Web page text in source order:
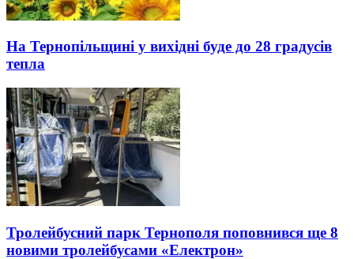
На Тернопільщині у вихідні буде до 28 градусів
тепла
Тролейбусний парк Тернополя поповнився ще 8
новими тролейбусами «Електрон»